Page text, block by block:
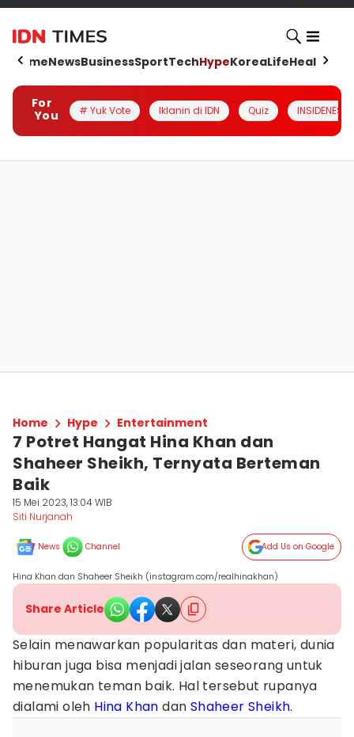
HomeNewsBusinessSportTechHypeKoreaLifeHealth
For
You
# Yuk Vote Iklanin di IDN Quiz INSIDENESIA
Home Hype Entertainment
7 Potret Hangat Hina Khan dan
Shaheer Sheikh, Ternyata Berteman
Baik
15 Mei 2023, 13:04 WIB
Siti Nurjanah
News Channel Add Us on Google
Hina Khan dan Shaheer Sheikh (instagram.com/realhinakhan)
Share Article
Selain menawarkan popularitas dan materi, dunia
hiburan juga bisa menjadi jalan seseorang untuk
menemukan teman baik. Hal tersebut rupanya
dialami oleh Hina Khan dan Shaheer Sheikh.